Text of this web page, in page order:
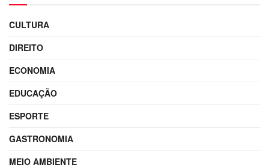
CULTURA
DIREITO
ECONOMIA
EDUCAÇÃO
ESPORTE
GASTRONOMIA
MEIO AMBIENTE